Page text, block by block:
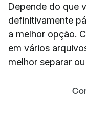
Depende do que
definitivamente
a melhor opção.
em vários
melhor separar